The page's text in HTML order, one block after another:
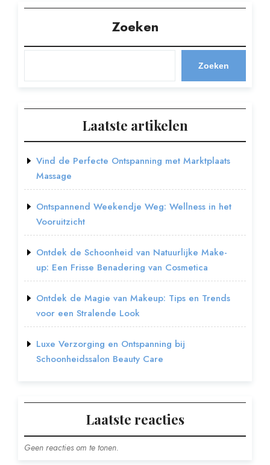
Zoeken
Zoeken
Laatste artikelen
Vind de Perfecte Ontspanning met Marktplaats
Massage
Ontspannend Weekendje Weg: Wellness in het
Vooruitzicht
Ontdek de Schoonheid van Natuurlijke Make-
up: Een Frisse Benadering van Cosmetica
Ontdek de Magie van Makeup: Tips en Trends
voor een Stralende Look
Luxe Verzorging en Ontspanning bij
Schoonheidssalon Beauty Care
Laatste reacties
Geen reacties om te tonen.